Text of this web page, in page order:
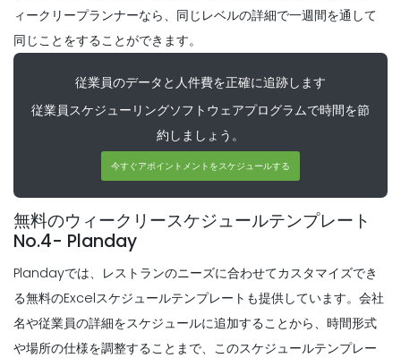
Scheduling
レストランに毎日のスケジュールテンプレ
ートを使用する必要がある理由レストラン
Michelle Jaco Oct 12, 2020
Scheduling
レストラン
Michelle Jaco Oct 12, 2020
優れた従業員スケジュールテンプレート
Michelle Jaco Oct 12, 2020
作業スケジュール・プランナの主なメリッ
Michelle Jaco Oct 12, 2020
Scheduling
柔軟な作業スケジュールの長所雇用主は、
従業員が柔軟な時間を働くことを許可
Michelle Jaco Oct 12, 2020
Scheduling
最も一般的な従業員のスケジューリングの
競合
ィークリープランナーなら、同じレベルの詳細で一週間を通して
同じことをすることができます。
従業員のデータと人件費を正確に追跡します
従業員スケジューリングソフトウェアプログラムで時間を節
約しましょう。
今すぐアポイントメントをスケジュールする
無料のウィークリースケジュールテンプレート
No.4- Planday
Plandayでは、レストランのニーズに合わせてカスタマイズでき
る無料のExcelスケジュールテンプレートも提供しています。会社
名や従業員の詳細をスケジュールに追加することから、時間形式
や場所の仕様を調整することまで、このスケジュールテンプレー